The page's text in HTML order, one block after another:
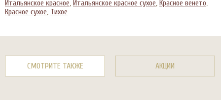
Итальянское красное, Итальянское красное сухое, Красное венето,
Красное сухое, Тихое
СМОТРИТЕ ТАКЖЕ АКЦИИ